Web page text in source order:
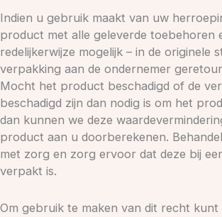
Indien u gebruik maakt van uw
product met alle geleverde toebehoren
redelijkerwijze mogelijk – in de originele
verpakking aan de ondernemer
Mocht het product beschadigd of de
beschadigd zijn dan nodig is om het
dan kunnen we deze
product aan u doorberekenen.
met zorg en zorg ervoor dat deze bij
verpakt is.
Om gebruik te maken van dit recht